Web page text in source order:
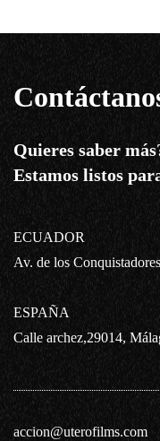
Quieres saber
Estamos listos
ECUADOR
Av. de los
ESPAÑA
Calle archez,29014,
accion@uterofilms.com